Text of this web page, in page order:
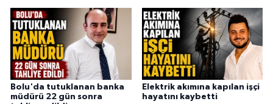
Bolu'da tutuklanan banka
müdürü 22 gün sonra
Elektrik akımına kapılan işçi
hayatını kaybetti